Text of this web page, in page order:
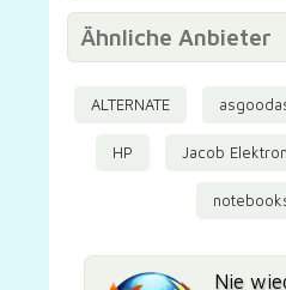
Ähnliche Anbieter
ALTERNATE
HP Jacob
Nie